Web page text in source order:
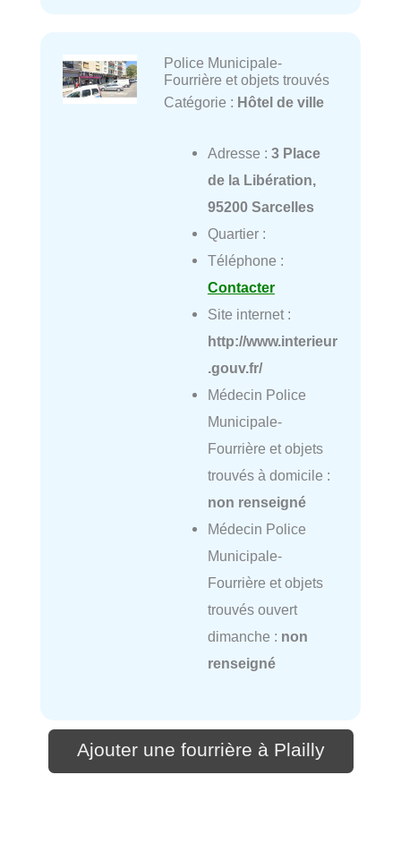
Police Municipale-
Fourrière et objets trouvés
Catégorie : Hôtel de ville
Adresse : 3 Place
de la Libération,
95200 Sarcelles
Quartier :
Téléphone :
Contacter
Site internet :
http://www.interieur
.gouv.fr/
Médecin Police
Municipale-
Fourrière et objets
trouvés à domicile :
non renseigné
Médecin Police
Municipale-
Fourrière et objets
trouvés ouvert
dimanche : non
renseigné
Ajouter une fourrière à Plailly